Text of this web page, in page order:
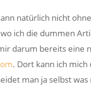
natürlich nicht
ich die dummen
darum bereits eine
. Dort kann ich
man ja selbst